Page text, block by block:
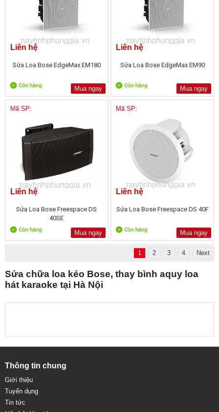
Liên hệ
Sửa Loa Bose EdgeMax EM180
Mua ngay
Liên hệ
Sửa Loa Bose EdgeMax EM90
Mua ngay
Mã SP:
Liên hệ
Sửa Loa Bose Freespace DS
40SE
Mua ngay
Mã SP:
Liên hệ
Sửa Loa Bose Freespace DS 40F
Mua ngay
1 2 3 4 Next
Sửa chữa loa kéo Bose, thay bình aquy loa
hát karaoke tại Hà Nội
Thông tin chung
Giới thiệu
Tuyển dụng
Tin tức